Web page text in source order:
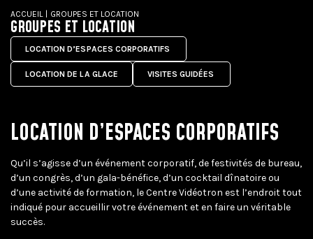
ACCUEIL GROUPES ET LOCATION
GROUPES ET LOCATION
LOCATION D’ESPACES CORPORATIFS
LOCATION DE LA GLACE VISITES GUIDÉES
LOCATION D’ESPACES CORPORATIFS
Qu’il s’agisse d’un événement corporatif, de festivités de bureau,
d’un congrès, d’un gala-bénéfice, d’un cocktail dînatoire ou
d’une activité de formation, le Centre Vidéotron est l’endroit tout
indiqué pour accueillir votre événement et en faire un véritable
succès.